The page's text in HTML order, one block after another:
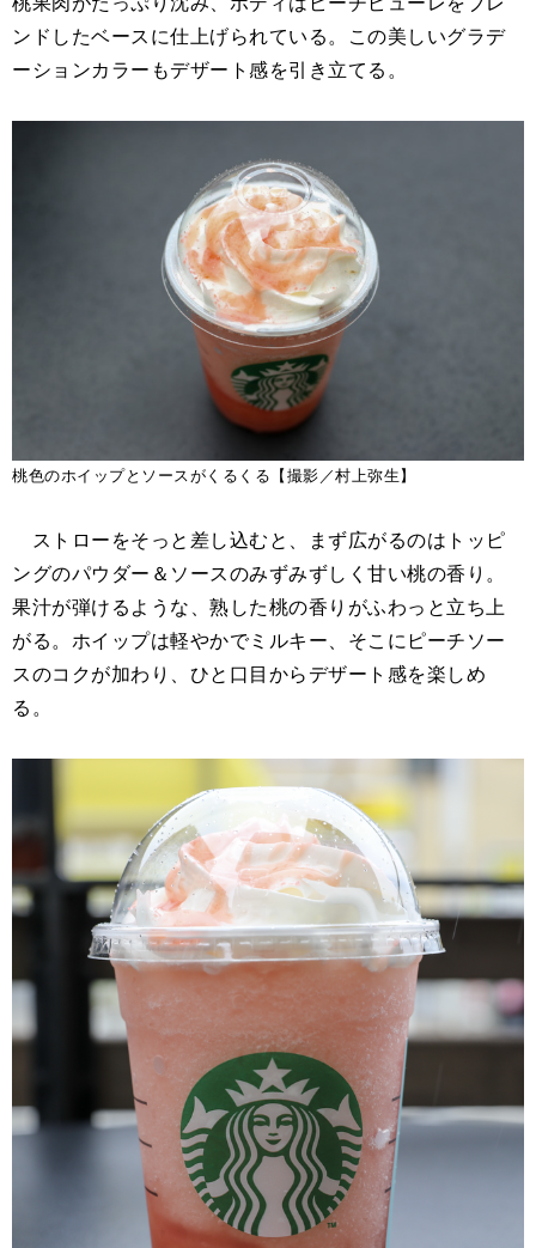
ンドしたベースに仕上げられている。この美しいグラデ
ーションカラーもデザート感を引き立てる。
桃色のホイップとソースがくるくる【撮影／村上弥生】
ストローをそっと差し込むと、まず広がるのはトッピ
ングのパウダー＆ソースのみずみずしく甘い桃の香り。
果汁が弾けるような、熟した桃の香りがふわっと立ち上
がる。ホイップは軽やかでミルキー、そこにピーチソー
スのコクが加わり、ひと口目からデザート感を楽しめ
る。